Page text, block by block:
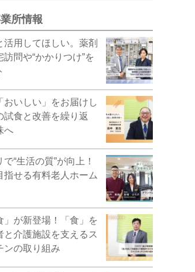
所情報
活用してほしい。薬剤
問や“かかりつけ”を
おいしい」をお届けし
試食と改善を繰り返
へ
“生活の質”が向上！
指せる有料老人ホーム
」が新登場！「食」を
と介護施設を支えるス
ンの取り組み